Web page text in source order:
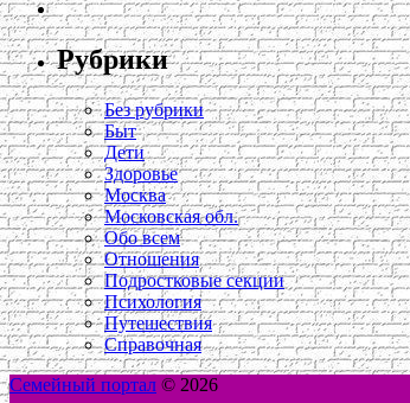
Рубрики
Без рубрики
Быт
Дети
Здоровье
Москва
Московская обл.
Обо всем
Отношения
Подростковые секции
Психология
Путешествия
Справочная
Семейный портал © 2026